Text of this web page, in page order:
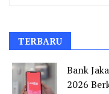
TERBARU
Bank
2026